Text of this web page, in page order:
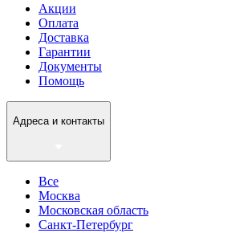
Акции
Оплата
Доставка
Гарантии
Документы
Помощь
Адреса и контакты
Все
Москва
Московская область
Санкт-Петербург